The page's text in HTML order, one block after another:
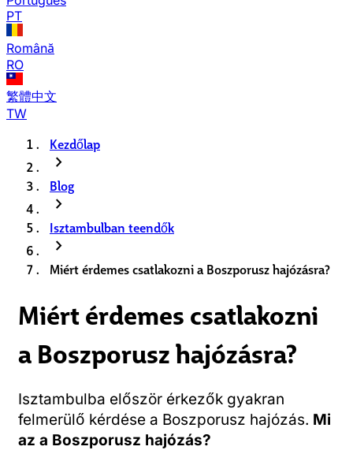
PT
Română
RO
繁體中文
TW
Kezdőlap
chevron_right
Blog
chevron_right
Isztambulban teendők
chevron_right
Miért érdemes csatlakozni a Boszporusz hajózásra?
Miért érdemes csatlakozni
a Boszporusz hajózásra?
Isztambulba először érkezők gyakran
felmerülő kérdése a Boszporusz hajózás. Mi
az a Boszporusz hajózás?